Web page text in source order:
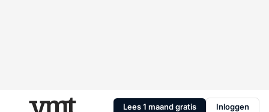
Lees 1 maand gratis Inloggen